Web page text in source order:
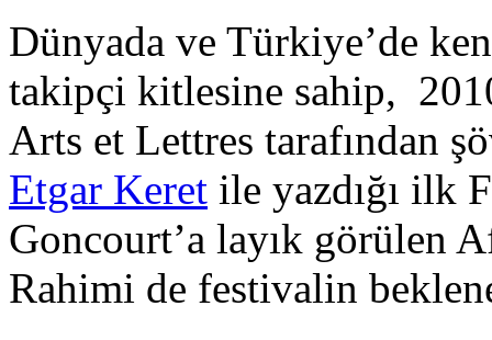
Dünyada ve Türkiye’de
takipçi kitlesine sahip,
Arts et Lettres tarafından
Etgar Keret ile yazdığı ilk
Goncourt’a layık görülen
Rahimi de festivalin